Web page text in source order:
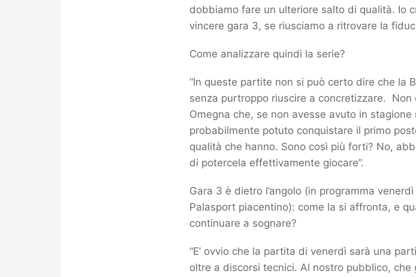
dobbiamo fare un ulteriore salto di qualità. Io
vincere gara 3, se riusciamo a ritrovare la
Come analizzare quindi la serie?
“In queste partite non si può certo dire che la
senza purtroppo riuscire a concretizzare.
Omegna che, se non avesse avuto in
probabilmente potuto conquistare il primo
qualità che hanno. Sono così più forti? No,
di potercela effettivamente giocare”.
Gara 3 è dietro l’angolo (in programma
Palasport piacentino): come la si affronta, e
continuare a sognare?
“E’ ovvio che la partita di venerdì sarà una
oltre a discorsi tecnici. Al nostro pubblico,